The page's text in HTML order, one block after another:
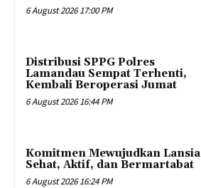
6 August 2026 17:00 PM
Distribusi SPPG Polres
Lamandau Sempat Terhenti,
Kembali Beroperasi Jumat
6 August 2026 16:44 PM
Komitmen Mewujudkan Lansia
Sehat, Aktif, dan Bermartabat
6 August 2026 16:24 PM